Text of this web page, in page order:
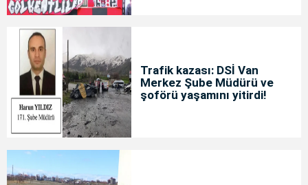
Trafik kazası: DSİ Van
Merkez Şube Müdürü ve
şoförü yaşamını yitirdi!